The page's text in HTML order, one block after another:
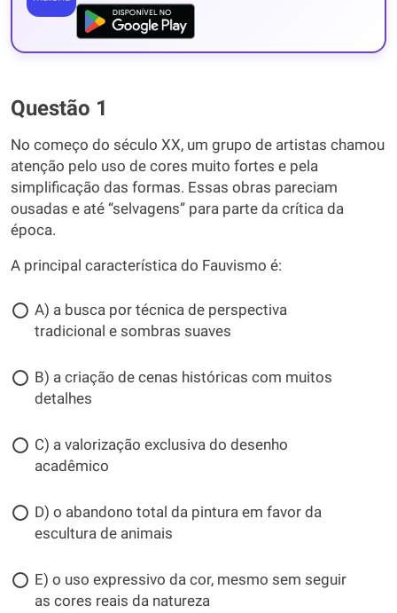
Questão 1
No começo do século XX, um grupo de artistas chamou
atenção pelo uso de cores muito fortes e pela
simplificação das formas. Essas obras pareciam
ousadas e até “selvagens” para parte da crítica da
época.
A principal característica do Fauvismo é:
A) a busca por técnica de perspectiva
tradicional e sombras suaves
B) a criação de cenas históricas com muitos
detalhes
C) a valorização exclusiva do desenho
acadêmico
D) o abandono total da pintura em favor da
escultura de animais
E) o uso expressivo da cor, mesmo sem seguir
as cores reais da natureza